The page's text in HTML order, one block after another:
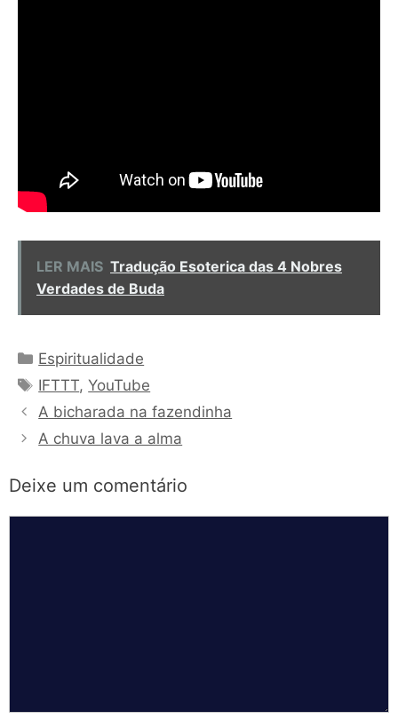
LER MAIS Tradução Esoterica das 4 Nobres
Verdades de Buda
Categorias
Espiritualidade
Tags
IFTTT,YouTube
A bicharada na fazendinha
A chuva lava a alma
Deixe um comentário